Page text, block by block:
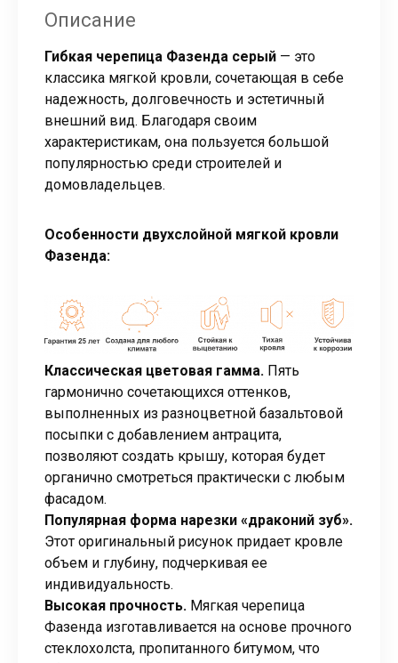
Описание
Гибкая черепица Фазенда серый — это
классика мягкой кровли, сочетающая в себе
надежность, долговечность и эстетичный
внешний вид. Благодаря своим
характеристикам, она пользуется большой
популярностью среди строителей и
домовладельцев.
Особенности двухслойной мягкой кровли
Фазенда:
Классическая цветовая гамма. Пять
гармонично сочетающихся оттенков,
выполненных из разноцветной базальтовой
посыпки с добавлением антрацита,
позволяют создать крышу, которая будет
органично смотреться практически с любым
фасадом.
Популярная форма нарезки «драконий зуб».
Этот оригинальный рисунок придает кровле
объем и глубину, подчеркивая ее
индивидуальность.
Высокая прочность. Мягкая черепица
Фазенда изготавливается на основе прочного
стеклохолста, пропитанного битумом, что